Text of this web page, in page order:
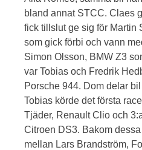
bland annat STCC. Claes
fick tillslut ge sig för Martin
som gick förbi och vann
Simon Olsson, BMW Z3
var Tobias och Fredrik
Porsche 944. Dom delar
Tobias körde det första
Tjäder, Renault Clio och
Citroen DS3. Bakom
mellan Lars Brandström,